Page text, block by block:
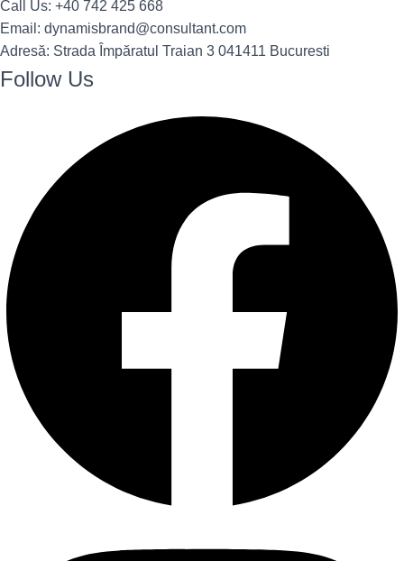
Call Us: +40 742 425 668
Email: dynamisbrand@consultant.com
Adresă: Strada Împăratul Traian 3 041411 Bucuresti
Follow Us